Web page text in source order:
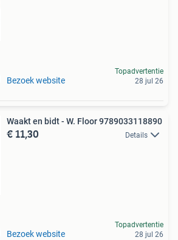
Bezoek website
Topadvertentie
28 jul 26
Waakt en bidt - W. Floor 9789033118890
€ 11,30 Details
Bezoek website
Topadvertentie
28 jul 26